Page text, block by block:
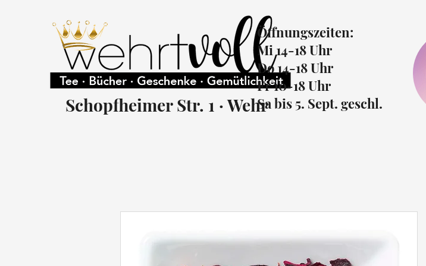
Schopfheimer Str. 1 · Wehr
Öffnungszeiten:
Mi 14-18 Uhr
Do 14-18 Uhr
Fr 10-18 Uhr
Sa bis 5. Sept. geschl.